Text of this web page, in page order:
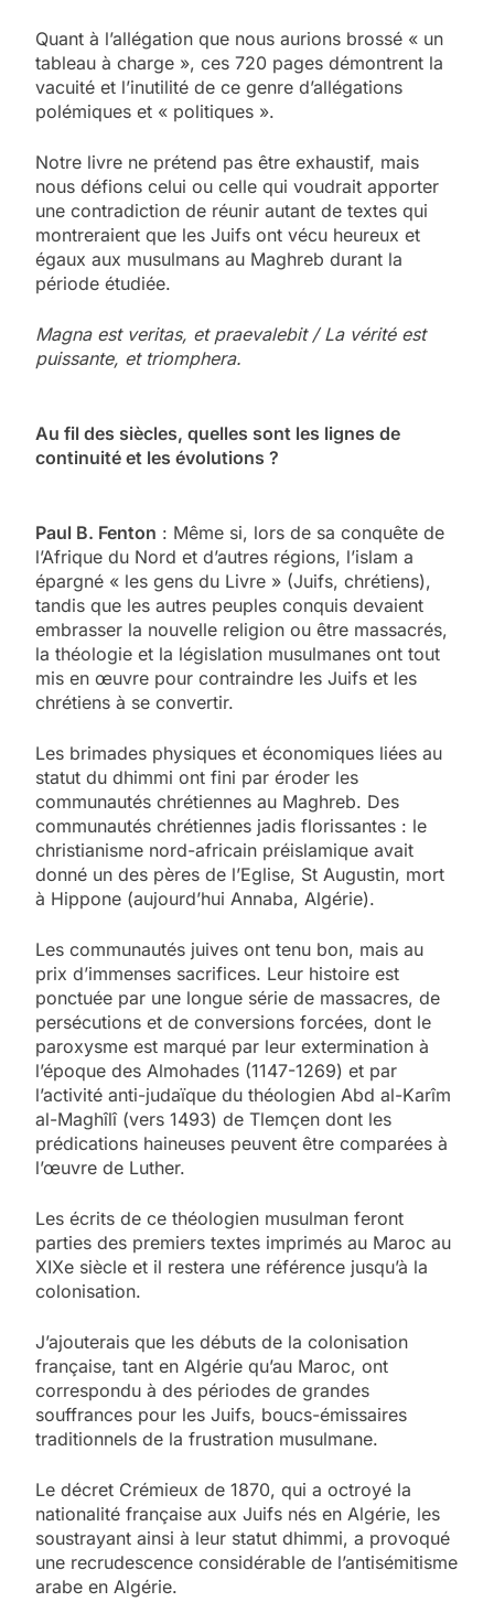
Quant à l’allégation que nous aurions brossé « un
tableau à charge », ces 720 pages démontrent la
vacuité et l’inutilité de ce genre d’allégations
polémiques et « politiques ».
Notre livre ne prétend pas être exhaustif, mais
nous défions celui ou celle qui voudrait apporter
une contradiction de réunir autant de textes qui
montreraient que les Juifs ont vécu heureux et
égaux aux musulmans au Maghreb durant la
période étudiée.
Magna est veritas, et praevalebit / La vérité est
puissante, et triomphera.
Au fil des siècles, quelles sont les lignes de
continuité et les évolutions ?
Paul B. Fenton : Même si, lors de sa conquête de
l’Afrique du Nord et d’autres régions, l’islam a
épargné « les gens du Livre » (Juifs, chrétiens),
tandis que les autres peuples conquis devaient
embrasser la nouvelle religion ou être massacrés,
la théologie et la législation musulmanes ont tout
mis en œuvre pour contraindre les Juifs et les
chrétiens à se convertir.
Les brimades physiques et économiques liées au
statut du dhimmi ont fini par éroder les
communautés chrétiennes au Maghreb. Des
communautés chrétiennes jadis florissantes : le
christianisme nord-africain préislamique avait
donné un des pères de l’Eglise, St Augustin, mort
à Hippone (aujourd’hui Annaba, Algérie).
Les communautés juives ont tenu bon, mais au
prix d’immenses sacrifices. Leur histoire est
ponctuée par une longue série de massacres, de
persécutions et de conversions forcées, dont le
paroxysme est marqué par leur extermination à
l’époque des Almohades (1147-1269) et par
l’activité anti-judaïque du théologien Abd al-Karîm
al-Maghîlî (vers 1493) de Tlemçen dont les
prédications haineuses peuvent être comparées à
l’œuvre de Luther.
Les écrits de ce théologien musulman feront
parties des premiers textes imprimés au Maroc au
XIXe siècle et il restera une référence jusqu’à la
colonisation.
J’ajouterais que les débuts de la colonisation
française, tant en Algérie qu’au Maroc, ont
correspondu à des périodes de grandes
souffrances pour les Juifs, boucs-émissaires
traditionnels de la frustration musulmane.
Le décret Crémieux de 1870, qui a octroyé la
nationalité française aux Juifs nés en Algérie, les
soustrayant ainsi à leur statut dhimmi, a provoqué
une recrudescence considérable de l’antisémitisme
arabe en Algérie.